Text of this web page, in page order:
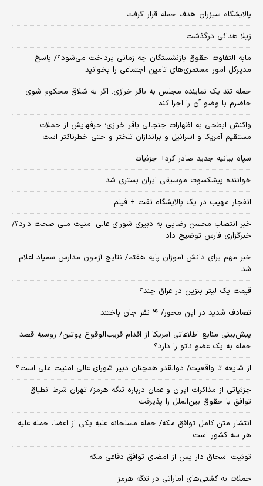
پالایشگاه سیزران هدف حمله قرار گرفت
ژیلا هدائی درگذشت
مابه التفاوت حقوق بازنشستگان چه زمانی پرداخت می‌شود؟/ پاسخ
مدیرکل امور مستمری‌های تامین اجتماعی را بخوانید
حمله تند یک نماینده مجلس به باقر خرازی: اگر به شلاق محکوم شوی
حاضرم با وضو آن را اجرا کنم
واکنش ابطحی به اظهارات جنجالی باقر خرازی؛ حرفهایش از حملات
مستقیم آمریکا و اسرائیل و براندازان تلختر و حتی خطرناکتر است
سپاه بیانیه جدید صادر کرد+ جزئیات
خواننده پیشکسوت موسیقی ایران بستری شد
انفجار مهیب در یک پالایشگاه نفت + فیلم
خبر انتصاب محسن رضایی به دبیری شورای عالی امنیت ملی صحت دارد؟/
خبرگزاری فارس توضیح داد
خبر مهم برای دانش آموزان پایه هفتم/ نتایج آزمون مدارس سمپاد اعلام
شد
قیمت یک لیتر بنزین در عراق چند؟
تصادف شدید در این محور/ ۴ نفر جان باختند
پیش‌بینی منابع اطلاعاتی آمریکا از اقدام قریب‌الوقوع پوتین/ روسیه قصد
حمله به یک عضو ناتو را دارد؟
از شایعه تا واقعیت/ ذوالقدر همچنان دبیر شورای ‌عالی امنیت ملی است؟
جزئیاتی از مذاکرات ایران و عمان درباره تنگه هرمز/ تهران شرط انطباق
توافق با حقوق بین‌الملل را پذیرفت
انتشار متن کامل توافق مکه/ حمله مسلحانه علیه یکی از اعضا، حمله علیه
هر سه کشور است
توئیت اسحاق دار پس از امضای توافق دفاعی مکه
حملات به کشتی‌های اماراتی در تنگه هرمز